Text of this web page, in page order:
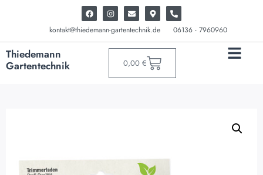
kontakt@thiedemann-gartentechnik.de 06136 - 7960960
Thiedemann
Gartentechnik
0,00 €